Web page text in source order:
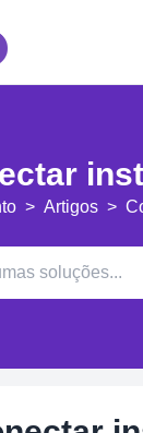
> Artigos >